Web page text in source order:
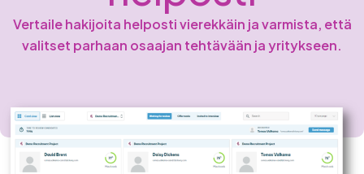
Vertaile hakijoita helposti vierekkäin ja varmista, että
valitset parhaan osaajan tehtävään ja yritykseen.